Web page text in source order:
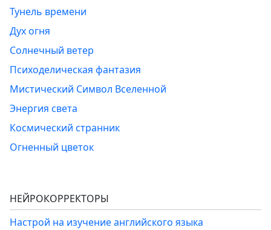
Тунель времени
Дух огня
Солнечный ветер
Психоделическая фантазия
Мистический Символ Вселенной
Энергия света
Космический странник
Огненный цветок
НЕЙРОКОРРЕКТОРЫ
Настрой на изучение английского языка